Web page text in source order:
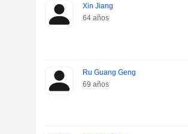
Xin Jiang
64 años
Ru Guang Geng
69 años